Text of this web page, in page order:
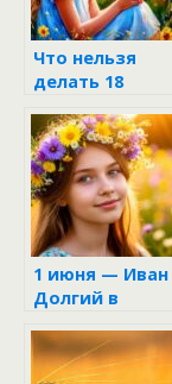
Что нельзя
делать 18
Дорофеев
день: приметы
и традиции
1 июня — Иван
Долгий в
календаре